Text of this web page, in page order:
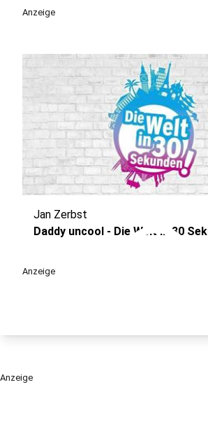
Anzeige
play_circle
Jan Zerbst
Daddy uncool - Die Welt in 30
Anzeige
Anzeige